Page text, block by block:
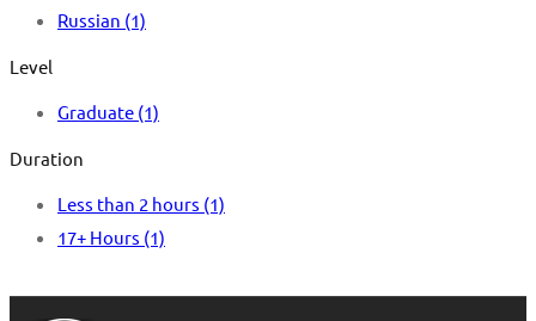
Russian (1)
Level
Graduate (1)
Duration
Less than 2 hours (1)
17+ Hours (1)